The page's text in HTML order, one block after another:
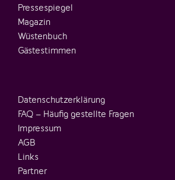
Pressespiegel
Magazin
Wüstenbuch
Gästestimmen
Datenschutzerklärung
FAQ – Häufig gestellte Fragen
Impressum
AGB
Links
Partner